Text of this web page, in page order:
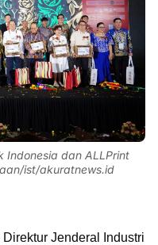
Indonesia dan ALLPrint
ist/akuratnews.id
Direktur Jenderal Industri